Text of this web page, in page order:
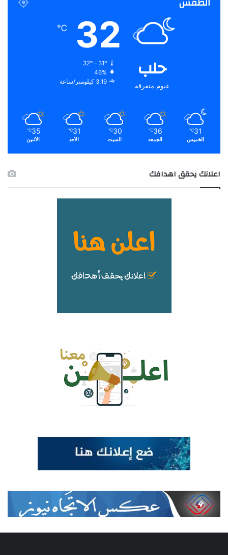
حلب
غيوم متفرقة
32
℃
32º - 31º
46%
3.19 كيلومتر/ساعة
31
℃
الخميس
36
℃
الجمعة
30
℃
السبت
31
℃
الأحد
35
℃
الأثنين
اعلانك يحقق اهدافك